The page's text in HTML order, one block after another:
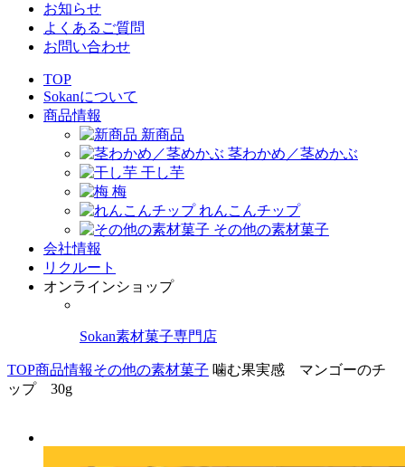
お知らせ
よくあるご質問
お問い合わせ
TOP
Sokanについて
商品情報
新商品
茎わかめ／茎めかぶ
干し芋
梅
れんこんチップ
その他の素材菓子
会社情報
リクルート
オンラインショップ
Sokan素材菓子専門店
TOP商品情報その他の素材菓子 噛む果実感 マンゴーのチ
ップ 30g